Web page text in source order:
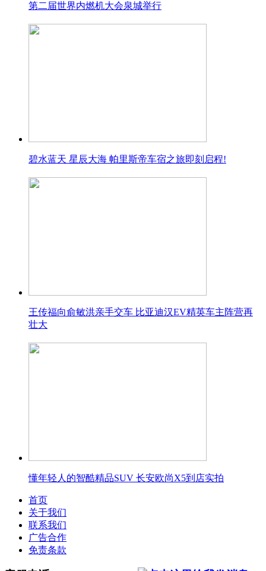
第二届世界内燃机大会泉城举行
碧水蓝天 星辰大海 帕里斯帝车宿之旅即刻启程!
王传福向俞敏洪亲手交车 比亚迪汉EV精英车主阵营再
壮大
懂年轻人的智酷精品SUV 长安欧尚X5到店实拍
首页
关于我们
联系我们
广告合作
免责条款